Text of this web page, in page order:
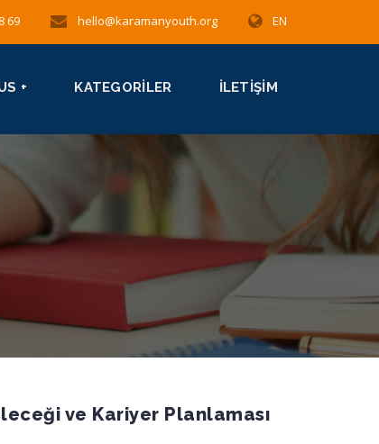
+ KATEGORILER İLETIŞIM
69 hello@karamanyouth.org EN
ve Kariyer Planlaması